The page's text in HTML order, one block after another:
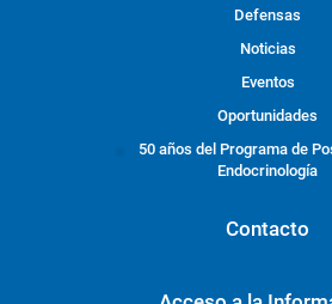
Defensas
Noticias
Eventos
Oportunidades
50 años del Programa de
Endocrinología
Contacto